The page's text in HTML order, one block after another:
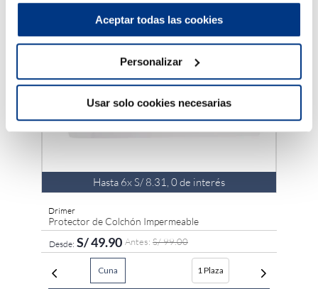
Aceptar todas las cookies
Personalizar
Usar solo cookies necesarias
Hasta 6xS/ 8 31 0de interés
Drimer
Protector de Colchón Impermeable
S/49.90 S/99.00
Cuna 1 Plaza